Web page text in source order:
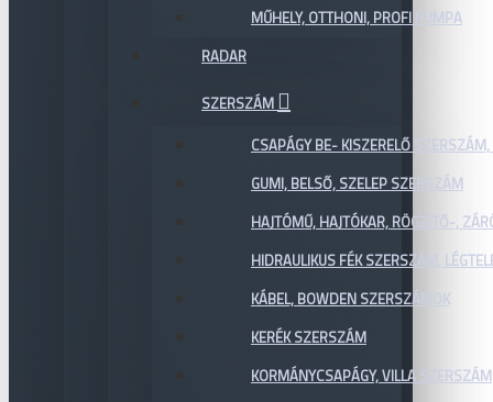
MŰHELY, OTTHONI, PROFI PUMPA
RADAR
SZERSZÁM
CSAPÁGY BE- KISZERELŐ
GUMI, BELSŐ, SZELEP SZERSZÁM
HAJTÓMŰ, HAJTÓKAR, RÖGZÍTŐ-,
HIDRAULIKUS FÉK SZERSZÁM,
KÁBEL, BOWDEN SZERSZÁMOK
KERÉK SZERSZÁM
KORMÁNYCSAPÁGY, VILLA SZERSZÁM